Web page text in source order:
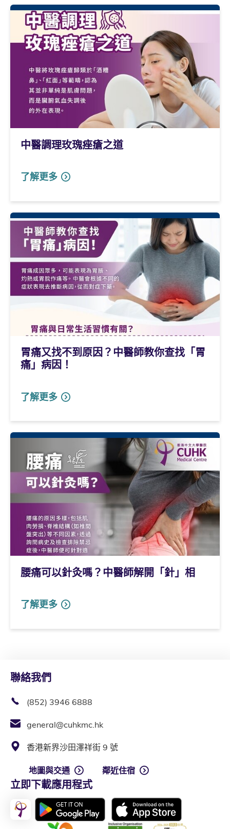
中醫調理玫瑰痤瘡之道
了解更多
胃痛又找不到原因？中醫師教你查找「胃
痛」病因！
了解更多
腰痛可以針灸嗎？中醫師解開「針」相
了解更多
聯絡我們
(852) 3946 6888
general@cuhkmc.hk
香港新界沙田澤祥街 9 號
地圖與交通 鄰近住宿
立即下載應用程式